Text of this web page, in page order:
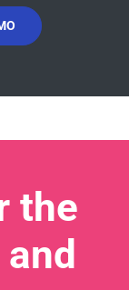
the